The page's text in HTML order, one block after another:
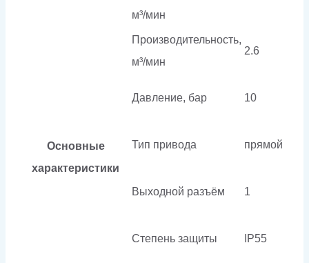
Основные
характеристики
м³/мин
Производительность,
м³/мин
2.6
Давление, бар 10
Тип привода прямой
Выходной разъём 1
Степень защиты IP55